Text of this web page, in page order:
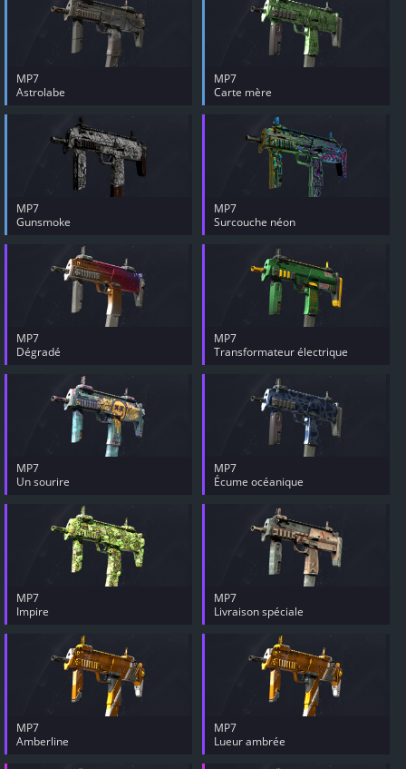
MP7
Astrolabe
MP7
Carte mère
MP7
Gunsmoke
MP7
Surcouche néon
MP7
Dégradé
MP7
Transformateur électrique
MP7
Un sourire
MP7
Écume océanique
MP7
Impire
MP7
Livraison spéciale
MP7
Amberline
MP7
Lueur ambrée